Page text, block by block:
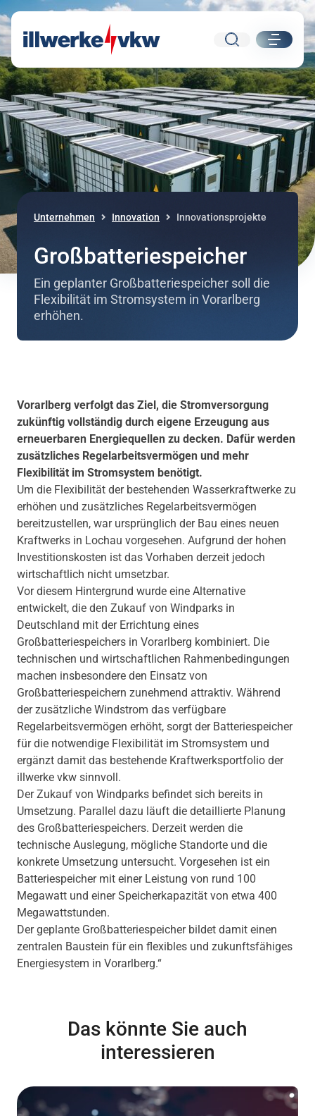
Direkt zum Inhalt
Direkt zur Navigation
Suche
Unternehmen Innovation Innovationsprojekte
Großbatteriespeicher
Ein geplanter Großbatteriespeicher soll die
Flexibilität im Stromsystem in Vorarlberg
erhöhen.
Vorarlberg verfolgt das Ziel, die Stromversorgung
zukünftig vollständig durch eigene Erzeugung aus
erneuerbaren Energiequellen zu decken. Dafür werden
zusätzliches Regelarbeitsvermögen und mehr
Flexibilität im Stromsystem benötigt.
Um die Flexibilität der bestehenden Wasserkraftwerke zu
erhöhen und zusätzliches Regelarbeitsvermögen
bereitzustellen, war ursprünglich der Bau eines neuen
Kraftwerks in Lochau vorgesehen. Aufgrund der hohen
Investitionskosten ist das Vorhaben derzeit jedoch
wirtschaftlich nicht umsetzbar.
Vor diesem Hintergrund wurde eine Alternative
entwickelt, die den Zukauf von Windparks in
Deutschland mit der Errichtung eines
Großbatteriespeichers in Vorarlberg kombiniert. Die
technischen und wirtschaftlichen Rahmenbedingungen
machen insbesondere den Einsatz von
Großbatteriespeichern zunehmend attraktiv. Während
der zusätzliche Windstrom das verfügbare
Regelarbeitsvermögen erhöht, sorgt der Batteriespeicher
für die notwendige Flexibilität im Stromsystem und
ergänzt damit das bestehende Kraftwerksportfolio der
illwerke vkw sinnvoll.
Der Zukauf von Windparks befindet sich bereits in
Umsetzung. Parallel dazu läuft die detaillierte Planung
des Großbatteriespeichers. Derzeit werden die
technische Auslegung, mögliche Standorte und die
konkrete Umsetzung untersucht. Vorgesehen ist ein
Batteriespeicher mit einer Leistung von rund 100
Megawatt und einer Speicherkapazität von etwa 400
Megawattstunden.
Der geplante Großbatteriespeicher bildet damit einen
zentralen Baustein für ein flexibles und zukunftsfähiges
Energiesystem in Vorarlberg.“
Das könnte Sie auch
interessieren